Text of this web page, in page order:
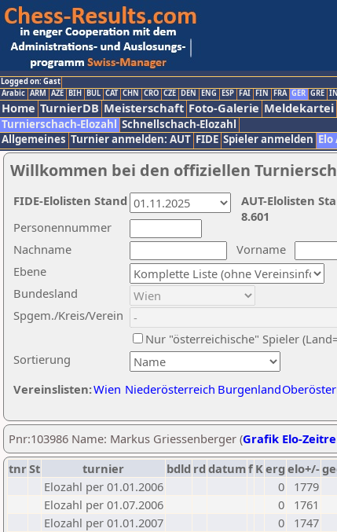
Logged on: Gast
Arabic ARM AZE BIH BUL CAT CHN CRO CZE DEN ENG ESP FAI FIN FRA GER GRE
Home TurnierDB Meisterschaft Foto-Galerie Meldekartei
Turnierschach-Elozahl Schnellschach-Elozahl
Allgemeines Turnier anmelden: AUT FIDE Spieler anmelden Elo
Willkommen bei den offiziellen
Nachname
Vorname
Ebene
Sortierung
Personennummer
Bundesland
Spgem./Kreis/Verein
Nur "österreichische" Spieler
Vereinslisten:Wien Niederösterreich Burgenland
AUT-Elolisten
8.601
FIDE-Elolisten Stand
Pnr:103986 Name: Markus Griessenberger (Grafik Elo-
tnrSt turnier bdld rd datumf Kerg elo+/-
Elozahl per 01.01.2006
0
1779
Elozahl per 01.07.2006
0
1761
Elozahl per 01.01.2007
0
1747